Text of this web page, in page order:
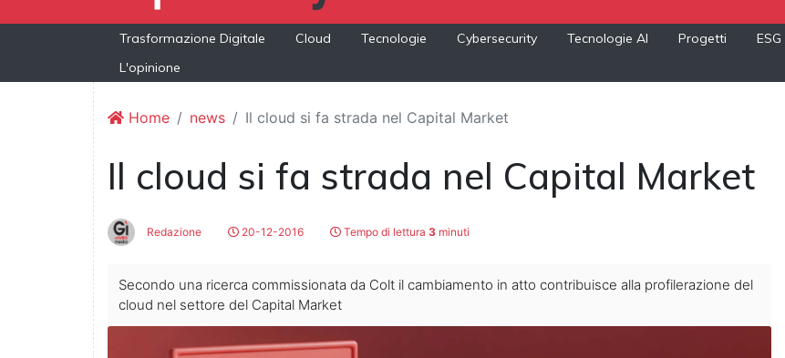
Trasformazione Digitale Cloud Tecnologie Cybersecurity Tecnologie AI Progetti ESG
L'opinione
Home news Il cloud si fa strada nel Capital Market
Il cloud si fa strada nel Capital Market
Redazione 20-12-2016 Tempo di lettura 3 minuti
Secondo una ricerca commissionata da Colt il cambiamento in atto contribuisce alla profilerazione del
cloud nel settore del Capital Market